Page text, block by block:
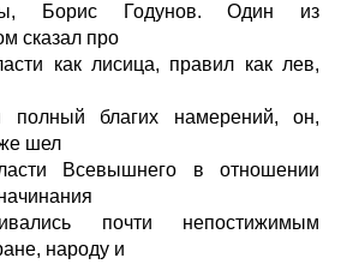
Борис Годунов. Один из
сказал про
как лисица, правил как лев,
благих намерений, он,
шел
Всевышнего в отношении
почти непостижимым
народу и